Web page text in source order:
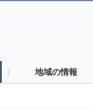
地域の情報